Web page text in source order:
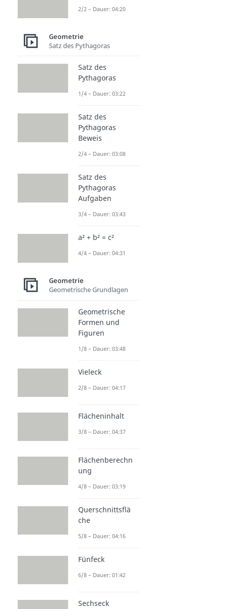
2/2 – Dauer: 04:20
Geometrie
Satz des Pythagoras
Satz des
Pythagoras
1/4 – Dauer: 03:22
Satz des
Pythagoras
Beweis
2/4 – Dauer: 03:08
Satz des
Pythagoras
Aufgaben
3/4 – Dauer: 03:43
a² + b² = c²
4/4 – Dauer: 04:31
Geometrie
Geometrische Grundlagen
Geometrische
Formen und
Figuren
1/8 – Dauer: 03:48
Vieleck
2/8 – Dauer: 04:17
Flächeninhalt
3/8 – Dauer: 04:37
Flächenberechn
ung
4/8 – Dauer: 03:19
Querschnittsflä
che
5/8 – Dauer: 04:16
Fünfeck
6/8 – Dauer: 01:42
Sechseck